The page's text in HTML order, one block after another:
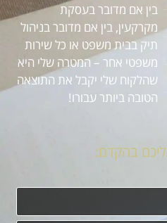
בין אם מדובר בעסקת
מקרקעין, בין אם מדובר בניהול
תיק בבית משפט או כל שירות
משפטי אחר – המטרה שלי היא
שהלקוח שלי יקבל את התוצאה
הטובה ביותר עבורו!
בהקדם: